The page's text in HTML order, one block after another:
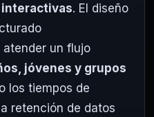
. El diseño
un flujo
jóvenes y grupos
los tiempos de
retención de datos